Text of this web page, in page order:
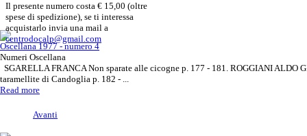
Il presente numero costa € 15,00 (oltre
spese di spedizione), se ti interessa
acquistarlo invia una mail a
centrodocalp@gmail.com
Avanti
Oscellana 1977 - numero 4
Numeri Oscellana
SGARELLA FRANCA Non sparate alle cicogne p. 177 - 181. ROGGIANI ALDO
taramellite di Candoglia p. 182 - ...
Read more